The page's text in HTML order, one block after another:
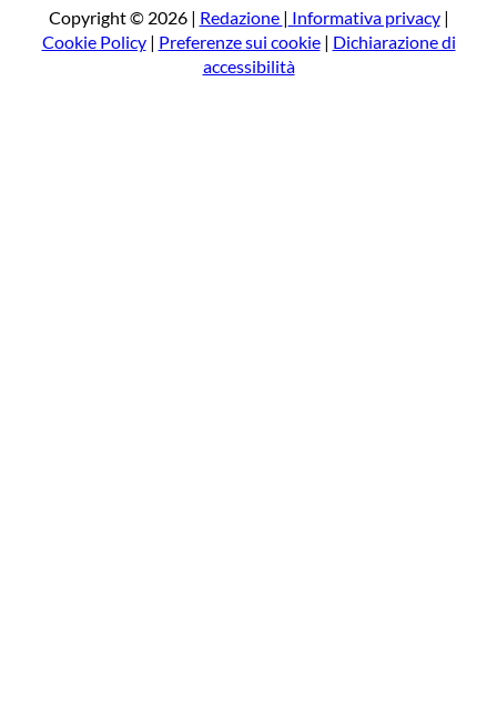
a
Copyright © 2026 | Redazione | Informativa privacy|
Cookie Policy| Preferenze sui cookie| Dichiarazione di
accessibilità